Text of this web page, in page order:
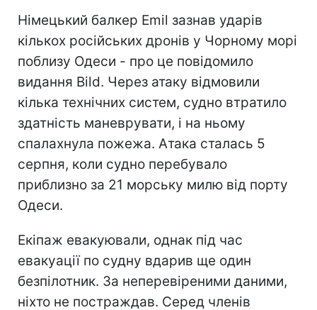
Німецький балкер Emil зазнав ударів
кількох російських дронів у Чорному морі
поблизу Одеси - про це повідомило
видання Bild. Через атаку відмовили
кілька технічних систем, судно втратило
здатність маневрувати, і на ньому
спалахнула пожежа. Атака сталась 5
серпня, коли судно перебувало
приблизно за 21 морську милю від порту
Одеси.
Екіпаж евакуювали, однак під час
евакуації по судну вдарив ще один
безпілотник. За неперевіреними даними,
ніхто не постраждав. Серед членів